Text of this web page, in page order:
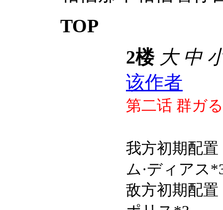
TOP
2楼 大 中
该作者
第二话 群ガ
我方初期配
ム·ディアス
敌方初期配